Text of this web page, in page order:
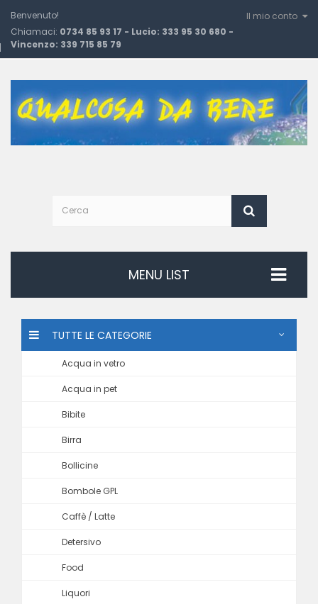
Il mio conto
Benvenuto!
Chiamaci: 0734 85 93 17 - Lucio: 333 95 30 680 -
Vincenzo: 339 715 85 79
MENU LIST
TUTTE LE CATEGORIE
Acqua in vetro
Acqua in pet
Bibite
Birra
Bollicine
Bombole GPL
Caffè / Latte
Detersivo
Food
Liquori